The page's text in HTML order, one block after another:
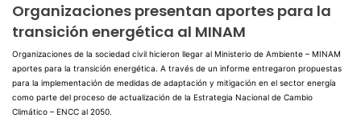
Organizaciones presentan aportes para la
transición energética al MINAM
Organizaciones de la sociedad civil hicieron llegar al Ministerio de Ambiente – MINAM
aportes para la transición energética. A través de un informe entregaron propuestas
para la implementación de medidas de adaptación y mitigación en el sector energía
como parte del proceso de actualización de la Estrategia Nacional de Cambio
Climático – ENCC al 2050.